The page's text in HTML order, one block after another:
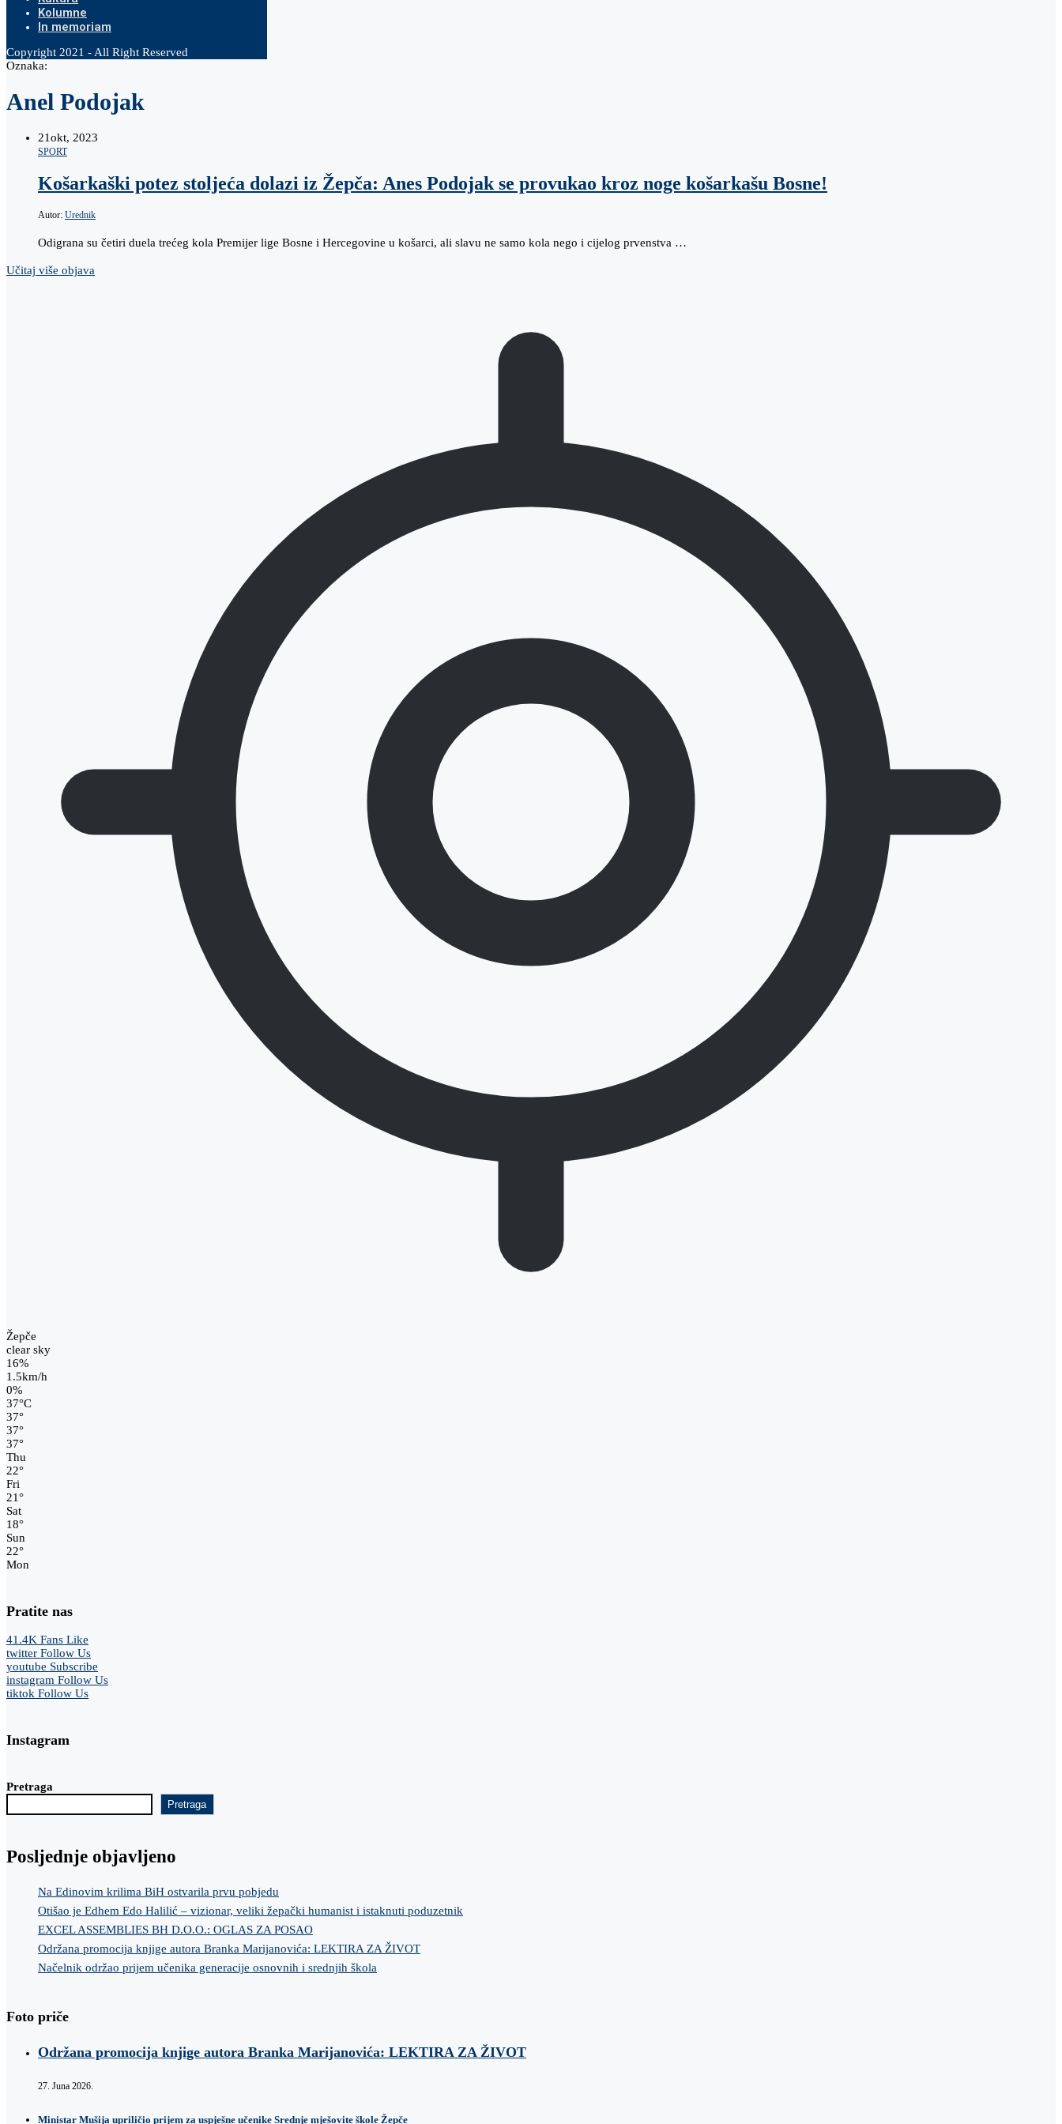
Kolumne
In memoriam
Copyright 2021 - All Right Reserved
Oznaka:
Anel Podojak
21okt, 2023
SPORT
Košarkaški potez stoljeća dolazi iz Žepča: Anes Podojak se provukao kroz noge košarkašu Bosne!
Autor: Urednik
Odigrana su četiri duela trećeg kola Premijer lige Bosne i Hercegovine u košarci, ali slavu ne samo kola nego i cijelog prvenstva …
Učitaj više objava
Žepče
clear sky
16%
1.5km/h
0%
37°C
37°
37°
37°
Thu
22°
Fri
21°
Sat
18°
Sun
22°
Mon
Pratite nas
41.4K Fans Like
twitter Follow Us
youtube Subscribe
instagram Follow Us
tiktok Follow Us
Instagram
Pretraga
Pretraga
Posljednje objavljeno
Na Edinovim krilima BiH ostvarila prvu pobjedu
Otišao je Edhem Edo Halilić – vizionar, veliki žepački humanist i istaknuti poduzetnik
EXCEL ASSEMBLIES BH D.O.O.: OGLAS ZA POSAO
Održana promocija knjige autora Branka Marijanovića: LEKTIRA ZA ŽIVOT
Načelnik održao prijem učenika generacije osnovnih i srednjih škola
Foto priče
Održana promocija knjige autora Branka Marijanovića: LEKTIRA ZA ŽIVOT
27. Juna 2026.
Ministar Mušija upriličio prijem za uspješne učenike Srednje mješovite škole Žepče